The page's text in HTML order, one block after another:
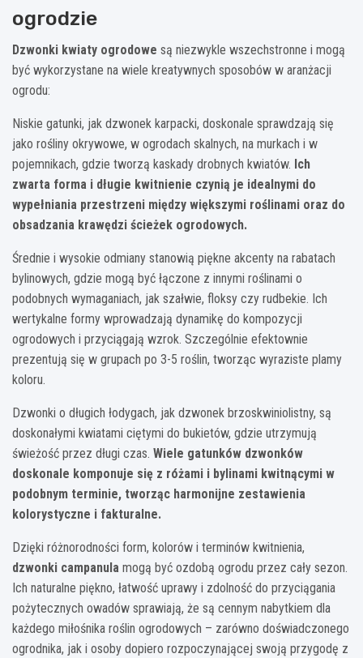
ogrodzie
Dzwonki kwiaty ogrodowe są niezwykle wszechstronne i mogą
być wykorzystane na wiele kreatywnych sposobów w aranżacji
ogrodu:
Niskie gatunki, jak dzwonek karpacki, doskonale sprawdzają się
jako rośliny okrywowe, w ogrodach skalnych, na murkach i w
pojemnikach, gdzie tworzą kaskady drobnych kwiatów. Ich
zwarta forma i długie kwitnienie czynią je idealnymi do
wypełniania przestrzeni między większymi roślinami oraz do
obsadzania krawędzi ścieżek ogrodowych.
Średnie i wysokie odmiany stanowią piękne akcenty na rabatach
bylinowych, gdzie mogą być łączone z innymi roślinami o
podobnych wymaganiach, jak szałwie, floksy czy rudbekie. Ich
wertykalne formy wprowadzają dynamikę do kompozycji
ogrodowych i przyciągają wzrok. Szczególnie efektownie
prezentują się w grupach po 3-5 roślin, tworząc wyraziste plamy
koloru.
Dzwonki o długich łodygach, jak dzwonek brzoskwiniolistny, są
doskonałymi kwiatami ciętymi do bukietów, gdzie utrzymują
świeżość przez długi czas. Wiele gatunków dzwonków
doskonale komponuje się z różami i bylinami kwitnącymi w
podobnym terminie, tworząc harmonijne zestawienia
kolorystyczne i fakturalne.
Dzięki różnorodności form, kolorów i terminów kwitnienia,
dzwonki campanula mogą być ozdobą ogrodu przez cały sezon.
Ich naturalne piękno, łatwość uprawy i zdolność do przyciągania
pożytecznych owadów sprawiają, że są cennym nabytkiem dla
każdego miłośnika roślin ogrodowych – zarówno doświadczonego
ogrodnika, jak i osoby dopiero rozpoczynającej swoją przygodę z